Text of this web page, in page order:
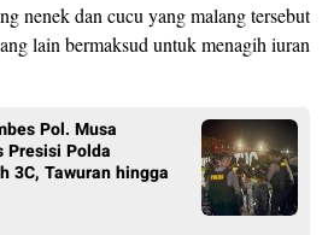
nenek dan cucu yang malang tersebut
lain bermaksud untuk menagih iuran
Pol. Musa
Presisi Polda
3C, Tawuran hingga